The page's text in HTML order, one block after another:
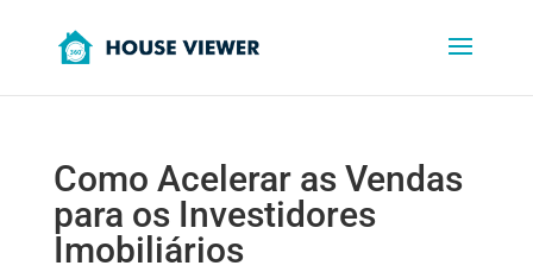
Como Acelerar as Vendas
para os Investidores
Imobiliários